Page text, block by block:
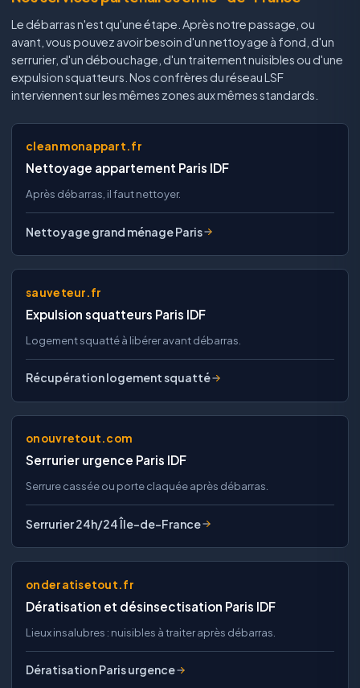
Le débarras n'est qu'une étape. Après notre passage, ou
avant, vous pouvez avoir besoin d'un nettoyage à fond, d'un
serrurier, d'un débouchage, d'un traitement nuisibles ou d'une
expulsion squatteurs. Nos confrères du réseau LSF
interviennent sur les mêmes zones aux mêmes standards.
cleanmonappart.fr
Nettoyage appartement Paris IDF
Après débarras, il faut nettoyer.
Nettoyage grand ménage Paris
sauveteur.fr
Expulsion squatteurs Paris IDF
Logement squatté à libérer avant débarras.
Récupération logement squatté
onouvretout.com
Serrurier urgence Paris IDF
Serrure cassée ou porte claquée après débarras.
Serrurier 24h/24 Île-de-France
onderatisetout.fr
Dératisation et désinsectisation Paris IDF
Lieux insalubres : nuisibles à traiter après débarras.
Dératisation Paris urgence